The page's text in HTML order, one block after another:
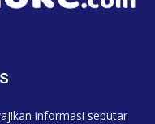
informasi seputar